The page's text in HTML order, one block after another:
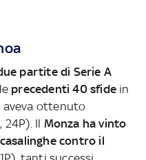
partite di Serie A
precedenti 40 sfide in
aveva ottenuto
24P). Il Monza ha vinto
contro il